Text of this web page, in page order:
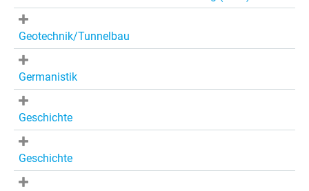
Geotechnik/Tunnelbau
Germanistik
Geschichte
Geschichte